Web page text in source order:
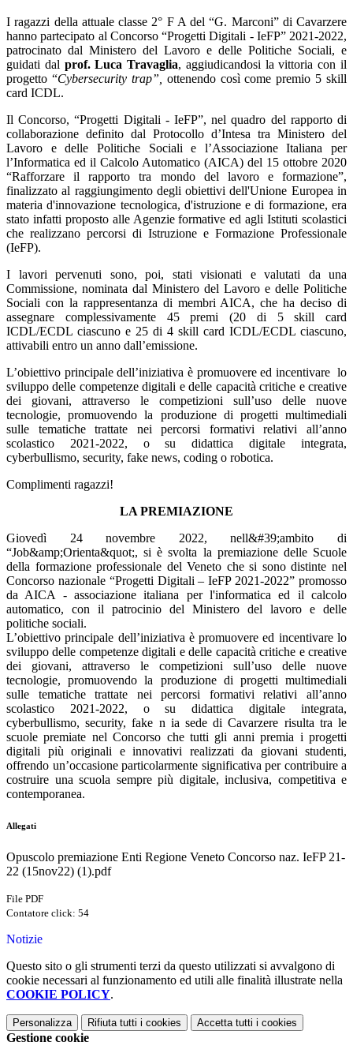
I ragazzi della attuale classe 2° F A del “G. Marconi” di Cavarzere
hanno partecipato al Concorso “Progetti Digitali - IeFP” 2021-2022,
patrocinato dal Ministero del Lavoro e delle Politiche Sociali, e
guidati dal prof. Luca Travaglia, aggiudicandosi la vittoria con il
progetto “Cybersecurity trap”, ottenendo così come premio 5 skill
card ICDL.
Il Concorso, “Progetti Digitali - IeFP”, nel quadro del rapporto di
collaborazione definito dal Protocollo d’Intesa tra Ministero del
Lavoro e delle Politiche Sociali e l’Associazione Italiana per
l’Informatica ed il Calcolo Automatico (AICA) del 15 ottobre 2020
“Rafforzare il rapporto tra mondo del lavoro e formazione”,
finalizzato al raggiungimento degli obiettivi dell'Unione Europea in
materia d'innovazione tecnologica, d'istruzione e di formazione, era
stato infatti proposto alle Agenzie formative ed agli Istituti scolastici
che realizzano percorsi di Istruzione e Formazione Professionale
(IeFP).
I lavori pervenuti sono, poi, stati visionati e valutati da una
Commissione, nominata dal Ministero del Lavoro e delle Politiche
Sociali con la rappresentanza di membri AICA, che ha deciso di
assegnare complessivamente 45 premi (20 di 5 skill card
ICDL/ECDL ciascuno e 25 di 4 skill card ICDL/ECDL ciascuno,
attivabili entro un anno dall’emissione.
L’obiettivo principale dell’iniziativa è promuovere ed incentivare lo
sviluppo delle competenze digitali e delle capacità critiche e creative
dei giovani, attraverso le competizioni sull’uso delle nuove
tecnologie, promuovendo la produzione di progetti multimediali
sulle tematiche trattate nei percorsi formativi relativi all’anno
scolastico 2021-2022, o su didattica digitale integrata,
cyberbullismo, security, fake news, coding o robotica.
Complimenti ragazzi!
LA PREMIAZIONE
Giovedì 24 novembre 2022, nell&#39;ambito di
“Job&amp;Orienta&quot;, si è svolta la premiazione delle Scuole
della formazione professionale del Veneto che si sono distinte nel
Concorso nazionale “Progetti Digitali – IeFP 2021-2022” promosso
da AICA - associazione italiana per l'informatica ed il calcolo
automatico, con il patrocinio del Ministero del lavoro e delle
politiche sociali.
L’obiettivo principale dell’iniziativa è promuovere ed incentivare lo
sviluppo delle competenze digitali e delle capacità critiche e creative
dei giovani, attraverso le competizioni sull’uso delle nuove
tecnologie, promuovendo la produzione di progetti multimediali
sulle tematiche trattate nei percorsi formativi relativi all’anno
scolastico 2021-2022, o su didattica digitale integrata,
cyberbullismo, security, fake n ia sede di Cavarzere risulta tra le
scuole premiate nel Concorso che tutti gli anni premia i progetti
digitali più originali e innovativi realizzati da giovani studenti,
offrendo un’occasione particolarmente significativa per contribuire a
costruire una scuola sempre più digitale, inclusiva, competitiva e
contemporanea.
Allegati
Opuscolo premiazione Enti Regione Veneto Concorso naz. IeFP 21-
22 (15nov22) (1).pdf
File PDF
Contatore click: 54
Notizie
Questo sito o gli strumenti terzi da questo utilizzati si avvalgono di
cookie necessari al funzionamento ed utili alle finalità illustrate nella
COOKIE POLICY.
Personalizza Rifiuta tutti i cookies Accetta tutti i cookies
Gestione cookie